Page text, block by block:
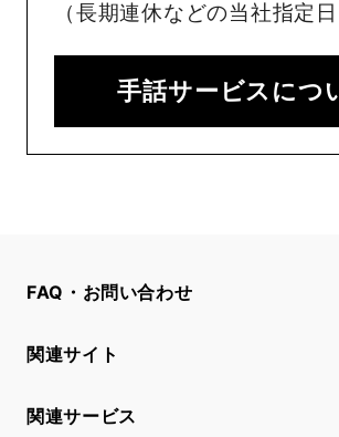
（長期連休などの当社指定日
手話サービスにつ
FAQ・お問い合わせ
関連サイト
関連サービス